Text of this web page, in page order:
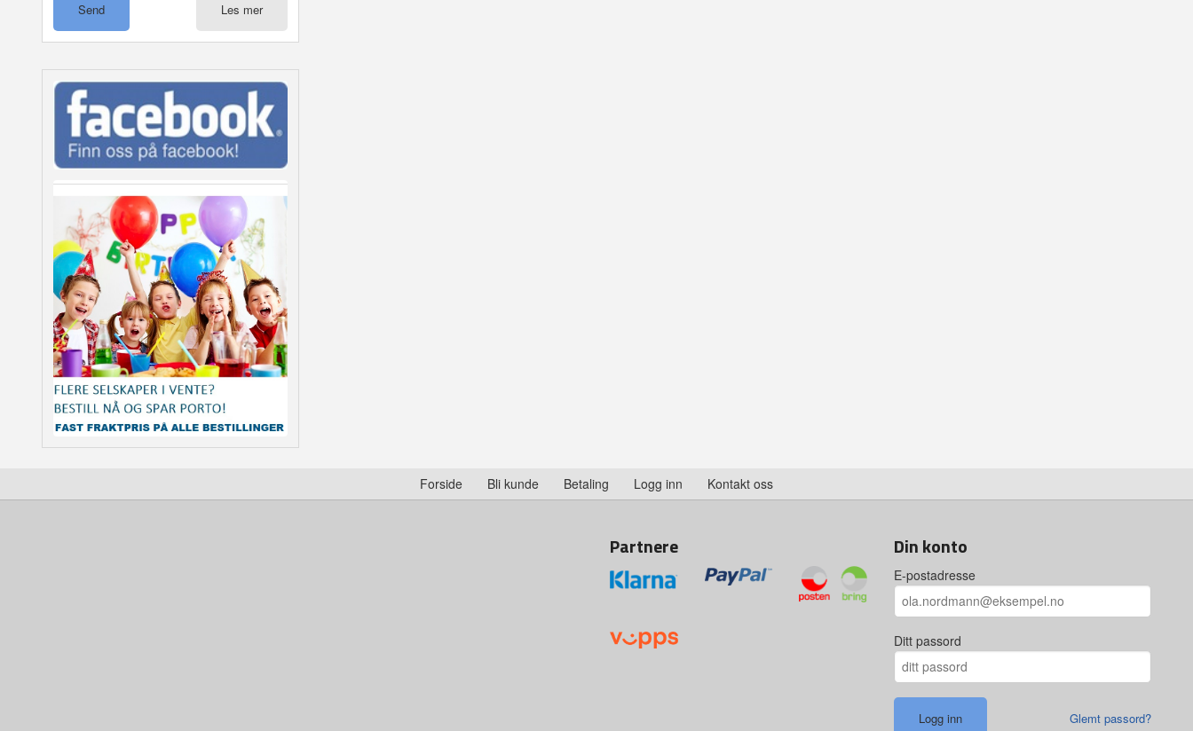
Les mer
Forside Bli kunde Betaling Logg inn Kontakt oss
Partnere Din konto
E-postadresse
Ditt passord
Glemt passord?